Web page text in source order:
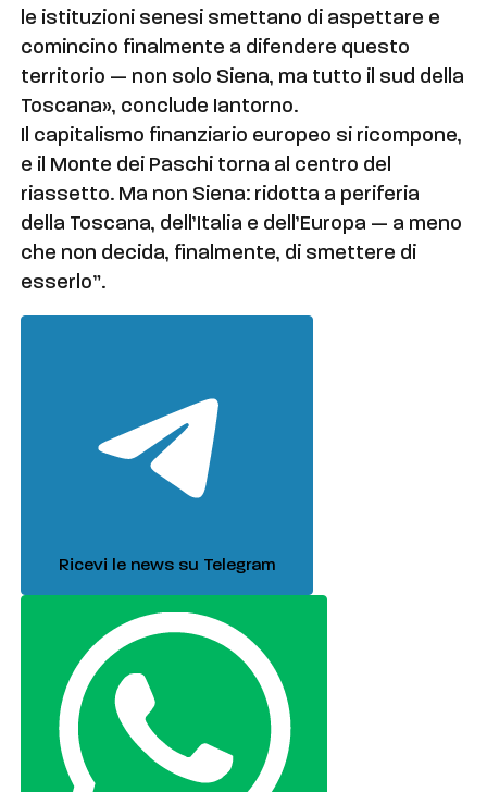
le istituzioni senesi smettano di aspettare e
comincino finalmente a difendere questo
territorio — non solo Siena, ma tutto il sud della
Toscana», conclude Iantorno.
Il capitalismo finanziario europeo si ricompone,
e il Monte dei Paschi torna al centro del
riassetto. Ma non Siena: ridotta a periferia
della Toscana, dell’Italia e dell’Europa — a meno
che non decida, finalmente, di smettere di
esserlo”.
Ricevi le news su Telegram